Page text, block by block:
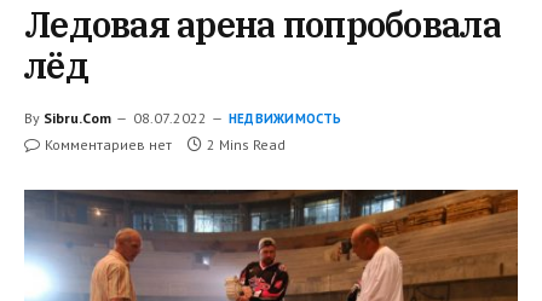
Ледовая арена попробовала
лёд
By Sibru.Com 08.07.2022 НЕДВИЖИМОСТЬ
Комментариев нет 2 Mins Read